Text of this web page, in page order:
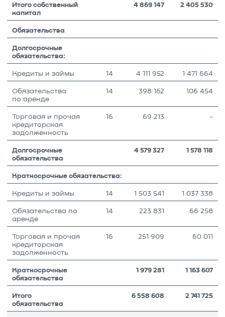
Итого собственный
капитал
4 869 147 2 405 530
Обязательства
Долгосрочные
обязательства:
Кредиты и займы 14 4 111 952 1 471 664
Обязательства
по аренде
14 398 162 106 454
Торговая и прочая
кредиторская
задолженность
16 69 213 -
Долгосрочные
обязательства
4 579 327 1 578 118
Краткосрочные обязательства:
Кредиты и займы 14 1 503 541 1 037 338
Обязательства по
аренде
14 223 831 66 258
Торговая и прочая
кредиторская
задолженность
16 251 909 60 011
Краткосрочные
обязательства
1 979 281 1 163 607
Итого
обязательства
6 558 608 2 741 725